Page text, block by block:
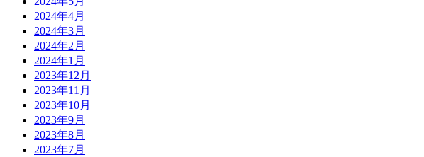
2024年4月
2024年3月
2024年2月
2024年1月
2023年12月
2023年11月
2023年10月
2023年9月
2023年8月
2023年7月